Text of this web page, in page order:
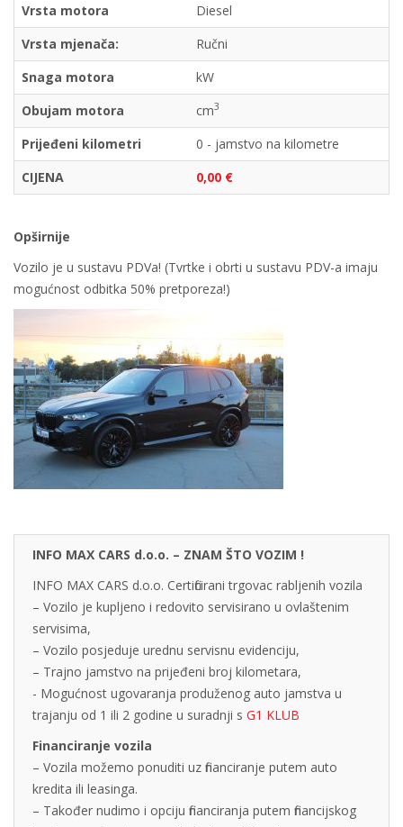
Vrsta motora
Diesel
Vrsta mjenača:
Ručni
Snaga motora
kW
Obujam motora
cm3
Prijeđeni kilometri
0 - jamstvo na kilometre
CIJENA
0,00 €
Opširnije
Vozilo je u sustavu PDVa! (Tvrtke i obrti u sustavu PDV-a imaju
mogućnost odbitka 50% pretporeza!)
INFO MAX CARS d.o.o. – ZNAM ŠTO VOZIM !
INFO MAX CARS d.o.o. Certificirani trgovac rabljenih vozila
– Vozilo je kupljeno i redovito servisirano u ovlaštenim
servisima,
– Vozilo posjeduje urednu servisnu evidenciju,
– Trajno jamstvo na prijeđeni broj kilometara,
- Mogućnost ugovaranja produženog auto jamstva u
trajanju od 1 ili 2 godine u suradnji s G1 KLUB
Financiranje vozila
– Vozila možemo ponuditi uz financiranje putem auto
kredita ili leasinga.
– Također nudimo i opciju financiranja putem financijskog